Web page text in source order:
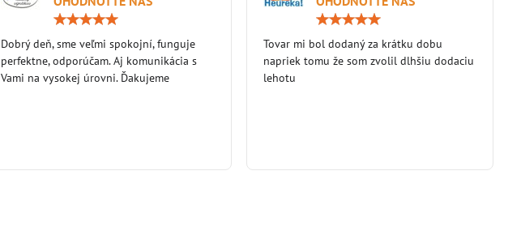
/
5
Dobrý deň, sme veľmi spokojní, funguje
perfektne, odporúčam. Aj komunikácia s
Vami na vysokej úrovni. Ďakujeme
/
5
Tovar mi bol dodaný za krátku dobu
napriek tomu že som zvolil dlhšiu dodaciu
lehotu